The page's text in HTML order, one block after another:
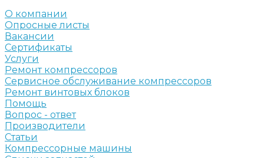
О компании
Опросные листы
Вакансии
Сертификаты
Услуги
Ремонт компрессоров
Сервисное обслуживание компрессоров
Ремонт винтовых блоков
Помощь
Вопрос - ответ
Производители
Статьи
Компрессорные машины